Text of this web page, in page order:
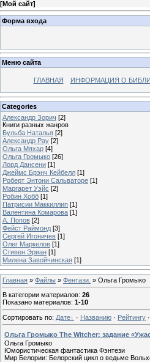
[Мой сайт]
Форма входа
Меню сайта
ГЛАВНАЯ ИНФОРМАЦИЯ О
Categories
Александр Зорич [2]
Книги разных жанров
Бульба Наталья [2]
Александр Рау [2]
Ольга Мяхар [4]
Ольга Громыко [26]
Лорд Дансени [1]
Джеймс Брэнч Кейбелл [1]
Роберт Энтони Сальваторе [1]
Маргарет Уэйс [2]
Робин Хобб [1]
Патрисии Маккиллип [1]
Валентина Комарова [1]
А. Попов [2]
Фейст Раймонд [3]
Сергей Игоничев [1]
Олег Маркелов [1]
Стивен Эриан [1]
Милена Завойчинская [1]
Главная » Файлы » Фентази. » Ольга Громыко
В категории материалов: 26
Показано материалов: 1-10
Сортировать по: Дате · Названию · Рейтингу ·
Ольга Громыко The Witcher: задание
Ольга Громыко
Юмористическая фантастика Фэнтези
Мир Белории: Белорский цикл о ведьме